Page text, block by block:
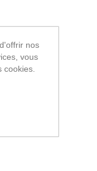
nos
vous
cookies.